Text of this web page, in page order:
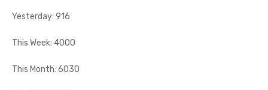
Yesterday: 916
This Week: 4000
This Month: 6030